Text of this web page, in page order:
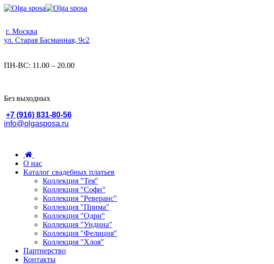
г. Москва
ул. Старая Басманная, 9с2
ПН-ВС: 11.00 – 20.00
Без выходных
+7 (916) 831-80-56
info@olgasposa.ru
О нас
Каталог свадебных платьев
Коллекция "Тея"
Коллекция "Софи"
Коллекция "Реверанс"
Коллекция "Прима"
Коллекция "Одри"
Коллекция "Ундина"
Коллекция "Фелиция"
Коллекция "Хлоя"
Партнерство
Контакты